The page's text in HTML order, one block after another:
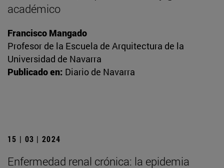
académico
Francisco Mangado
Profesor de la Escuela de Arquitectura de la
Universidad de Navarra
Publicado en: Diario de Navarra
15 | 03 | 2024
Enfermedad renal crónica: la epidemia